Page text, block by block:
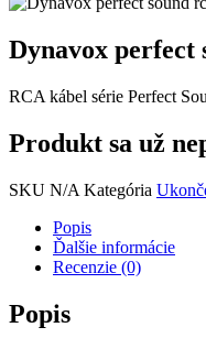
Dynavox perfect
RCA kábel série Perfect
Produkt sa už
SKU N/A Kategória
Popis
Ďalšie informácie
Recenzie (0)
Popis